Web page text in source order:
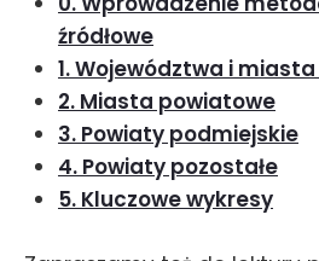
źródłowe
1. Województwa i
2. Miasta powiatowe
3. Powiaty podmiejskie
4. Powiaty pozostałe
5. Kluczowe wykresy